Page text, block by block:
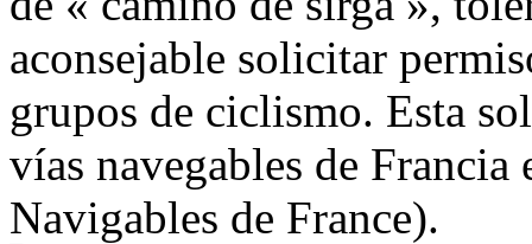
aconsejable solicitar
grupos de ciclismo. Esta
vías navegables de Francia
Navigables de France).